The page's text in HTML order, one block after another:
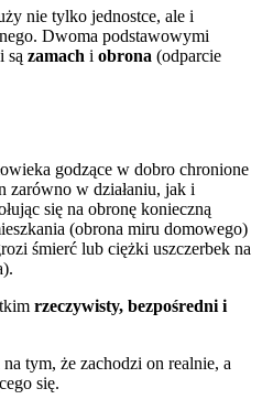
nie tylko jednostce, ale i
Dwoma podstawowymi
są zamach i obrona (odparcie
godzące w dobro chronione
zarówno w działaniu, jak i
się na obronę konieczną
(obrona miru domowego)
śmierć lub ciężki uszczerbek na
rzeczywisty, bezpośredni i
tym, że zachodzi on realnie, a
się.